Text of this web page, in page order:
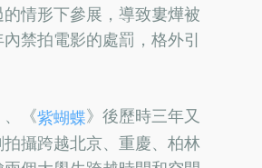
情形下參展，導致婁燁被
禁拍電影的處罰，格外引
、《紫蝴蝶》後歷時三年又
攝跨越北京、重慶、柏林